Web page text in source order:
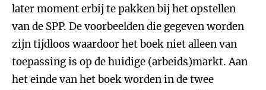
later moment erbij te pakken bij het opstellen
van de SPP. De voorbeelden die gegeven worden
zijn tijdloos waardoor het boek niet alleen van
toepassing is op de huidige (arbeids)markt. Aan
het einde van het boek worden in de twee